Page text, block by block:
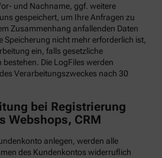
und Nachname, ggf. weitere
gespeichert, um Ihre Anfragen zu
Zusammenhang anfallenden Daten
Speicherung nicht mehr erforderlich ist,
ein, falls gesetzliche
Die LogFiles werden
Verarbeitungszweckes nach 30
bei Registrierung
Webshops, CRM
anlegen, werden alle
des Kundenkontos widerruflich